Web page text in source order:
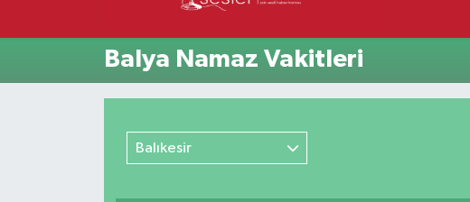
Balya Namaz Vakitleri
Balıkesir
Son Dakika Haberleri